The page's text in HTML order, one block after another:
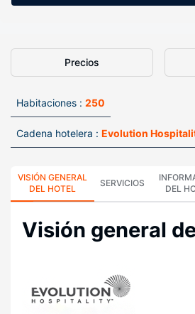
Precios
Habitaciones : 250
Cadena hotelera : Evolution
VISIÓN GENERAL
DEL HOTEL
SERVICIOS
DEL
Visión general